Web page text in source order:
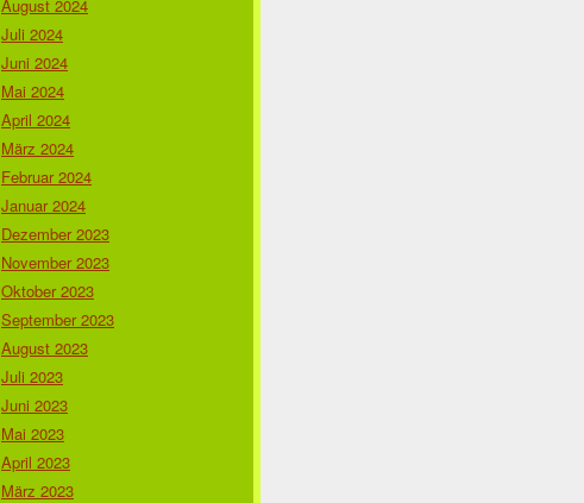
August 2024
Juli 2024
Juni 2024
Mai 2024
April 2024
März 2024
Februar 2024
Januar 2024
Dezember 2023
November 2023
Oktober 2023
September 2023
August 2023
Juli 2023
Juni 2023
Mai 2023
April 2023
März 2023